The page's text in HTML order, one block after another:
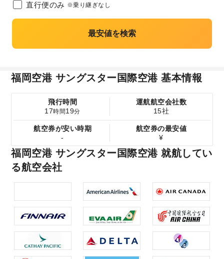
直行便のみ ※乗り継ぎなし
最安値を検索
福岡空港 サングスター国際空港 基本情報
飛行時間
17時間19分
運航航空会社数
15社
航空券が安い時期
-
航空券の最安値
¥
福岡空港 サングスター国際空港 就航してい
る航空会社